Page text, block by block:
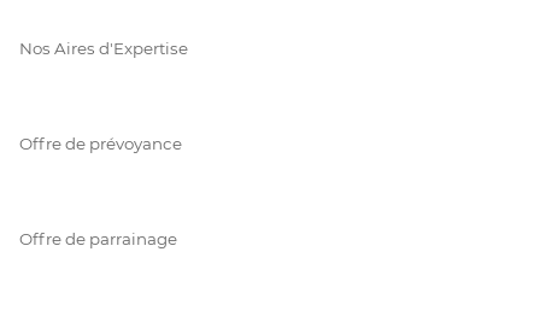
Nos Aires d'Expertise
Offre de prévoyance
Offre de parrainage